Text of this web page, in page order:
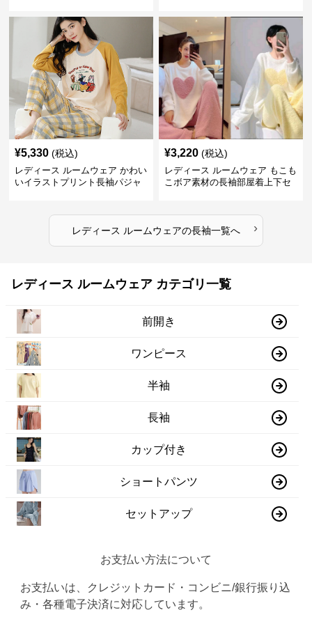
¥5,330 (税込)
レディース ルームウェア かわい
いイラストプリント長袖パジャ
¥3,220 (税込)
レディース ルームウェア もこも
こボア素材の長袖部屋着上下セ
レディース ルームウェアの長袖一覧へ ›
レディース ルームウェア カテゴリ一覧
前開き
ワンピース
半袖
長袖
カップ付き
ショートパンツ
セットアップ
お支払い方法について
お支払いは、クレジットカード・コンビニ/銀行振り込
み・各種電子決済に対応しています。